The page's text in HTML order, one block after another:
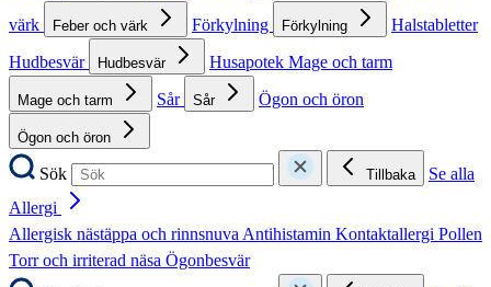
värk
Feber och värk Förkylning Förkylning
Halstabletter
Hudbesvär
Hudbesvär Husapotek Mage och tarm
Mage och tarm Sår Sår Ögon och öron
Ögon och öron
Sök Tillbaka
Se alla
Allergi
Allergisk nästäppa och rinnsnuvaAntihistamin Kontaktallergi Pollen
Torr och irriterad näsa Ögonbesvär